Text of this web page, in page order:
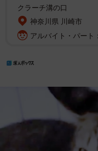
クラーチ溝の口
神奈川県 川崎市
アルバイト・パート